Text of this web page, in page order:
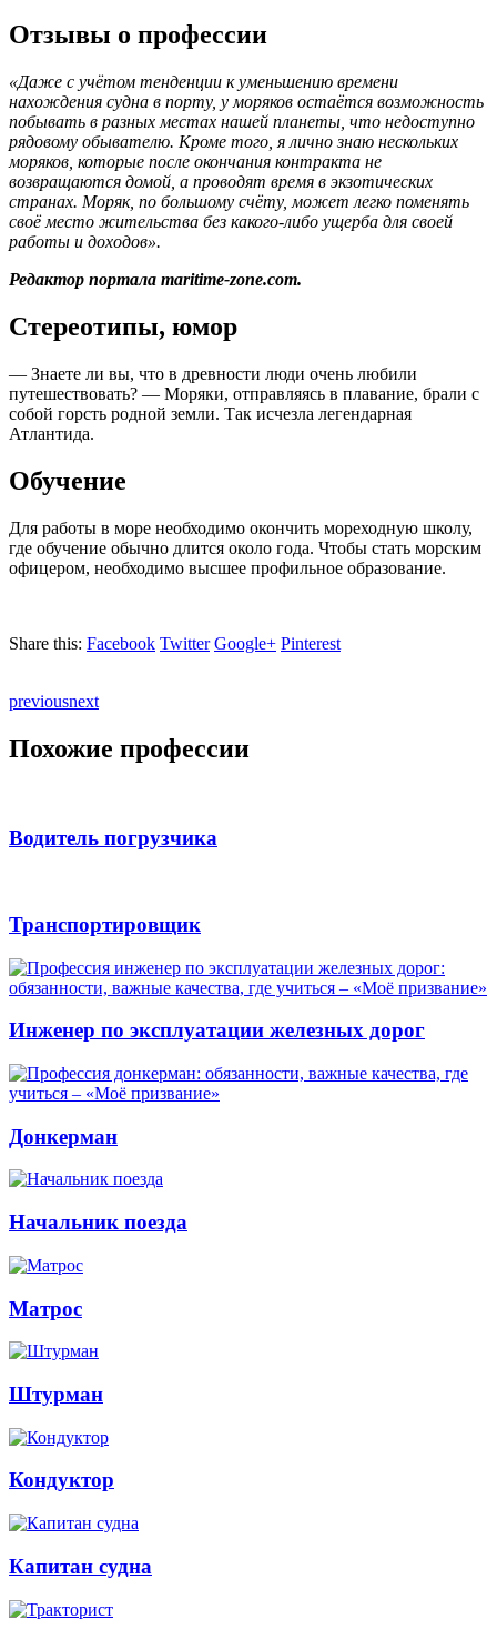
Отзывы о профессии
«Даже с учётом тенденции к уменьшению времени
нахождения судна в порту, у моряков остаётся возможность
побывать в разных местах нашей планеты, что недоступно
рядовому обывателю. Кроме того, я лично знаю нескольких
моряков, которые после окончания контракта не
возвращаются домой, а проводят время в экзотических
странах. Моряк, по большому счёту, может легко поменять
своё место жительства без какого-либо ущерба для своей
работы и доходов».
Редактор портала maritime-zone.com.
Стереотипы, юмор
— Знаете ли вы, что в древности люди очень любили
путешествовать? — Моряки, отправляясь в плавание, брали с
собой горсть родной земли. Так исчезла легендарная
Атлантида.
Обучение
Для работы в море необходимо окончить мореходную школу,
где обучение обычно длится около года. Чтобы стать морским
офицером, необходимо высшее профильное образование.
Share this: Facebook Twitter Google+ Pinterest
previousnext
Похожие профессии
Водитель погрузчика
Транспортировщик
Инженер по эксплуатации железных дорог
Донкерман
Начальник поезда
Матрос
Штурман
Кондуктор
Капитан судна